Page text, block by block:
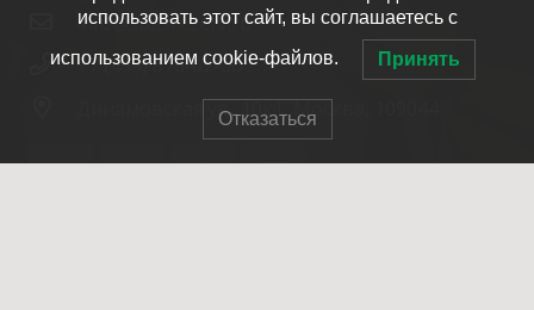
info@spasrezerv.ru
+7 (495) 676-02-06
Динамовская ул., 10к1, Москва, 109044
использовать этот сайт, вы соглашаетесь с
использованием cookie-файлов. Принять
Отказаться